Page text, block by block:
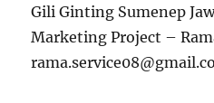
Gili Ginting Sumenep
Marketing Project –